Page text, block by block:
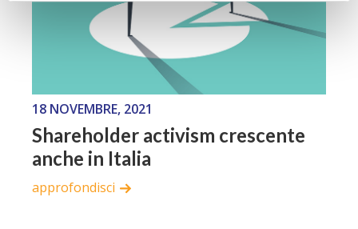
18 NOVEMBRE, 2021
Shareholder activism crescente
anche in Italia
approfondisci